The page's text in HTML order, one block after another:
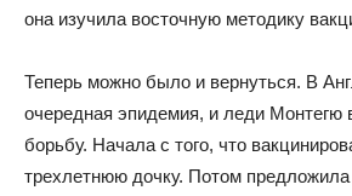
она изучила восточную методику
Теперь можно было и вернуться. В
очередная эпидемия, и леди Монтегю
борьбу. Начала с того, что
трехлетнюю дочку. Потом предложила